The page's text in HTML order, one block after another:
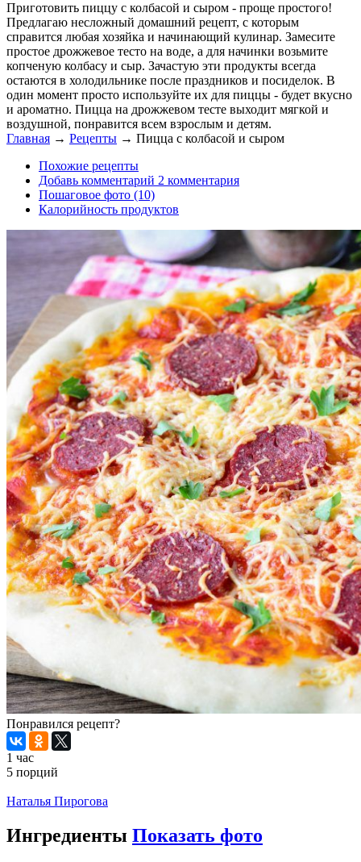
Приготовить пиццу с колбасой и сыром - проще простого!
Предлагаю несложный домашний рецепт, с которым
справится любая хозяйка и начинающий кулинар. Замесите
простое дрожжевое тесто на воде, а для начинки возьмите
копченую колбасу и сыр. Зачастую эти продукты всегда
остаются в холодильнике после праздников и посиделок. В
один момент просто используйте их для пиццы - будет вкусно
и ароматно. Пицца на дрожжевом тесте выходит мягкой и
воздушной, понравится всем взрослым и детям.
Главная → Рецепты → Пицца с колбасой и сыром
Похожие рецепты
Добавь комментарий 2 комментария
Пошаговое фото (10)
Калорийность продуктов
Понравился рецепт?
1 час
5 порций
Наталья Пирогова
Ингредиенты Показать фото